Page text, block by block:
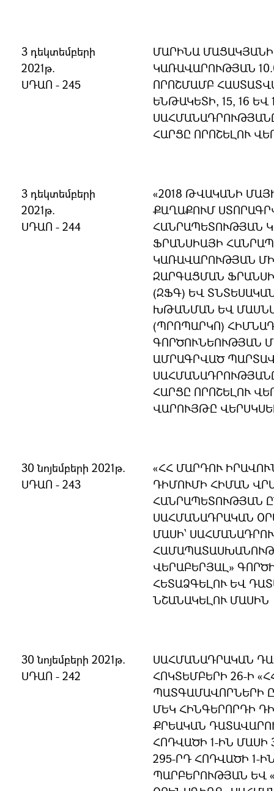
3 դեկտեմբերի
2021թ.
ՍԴԱՈ - 245
ՄԱՐԻՆԱ
ԿԱՌԱՎԱՐՈՒԹՅԱՆ
ՈՐՈՇՄԱՄԲ
ԵՆԹԱԿԵՏԻ, 15, 16 ԵՎ
ՀԱՐՑԸ ՈՐՈՇԵԼՈՒ
3 դեկտեմբերի
2021թ.
ՍԴԱՈ - 244
«2018 ԹՎԱԿԱՆԻ
ՔԱՂԱՔՈՒՄ
ՀԱՆՐԱՊԵՏՈՒԹՅԱՆ
ՖՐԱՆՍԻԱՅԻ
ԿԱՌԱՎԱՐՈՒԹՅԱՆ
ԶԱՐԳԱՑՄԱՆ
(ԶՖԳ) ԵՎ
ԽԹԱՆՄԱՆ ԵՎ
(ՊՐՈՊԱՐԿՈ)
ԳՈՐԾՈՒՆԵՈՒԹՅԱՆ
ԱՄՐԱԳՐՎԱԾ
ՀԱՐՑԸ ՈՐՈՇԵԼՈՒ
ՎԱՐՈՒՅԹԸ
30 նոյեմբերի 2021թ.
ՍԴԱՈ - 243
«ՀՀ ՄԱՐԴՈՒ
ԴԻՄՈՒՄԻ ՀԻՄԱՆ
ՀԱՆՐԱՊԵՏՈՒԹՅԱՆ
ՍԱՀՄԱՆԱԴՐԱԿԱՆ
ՄԱՍԻ՝
ՎԵՐԱԲԵՐՅԱԼ»
ՀԵՏԱՁԳԵԼՈՒ ԵՎ
ՆՇԱՆԱԿԵԼՈՒ ՄԱՍԻՆ
30 նոյեմբերի 2021թ.
ՍԴԱՈ - 242
ՍԱՀՄԱՆԱԴՐԱԿԱՆ
ՀՈԿՏԵՄԲԵՐԻ 26-Ի
ՊԱՏԳԱՄԱՎՈՐՆԵՐԻ
ՄԵԿ ՀԻՆԳԵՐՈՐԴԻ
ՔՐԵԱԿԱՆ
ՀՈԴՎԱԾԻ 1-ԻՆ ՄԱՍԻ
295-ՐԴ ՀՈԴՎԱԾԻ 1-
ՊԱՐԲԵՐՈՒԹՅԱՆ ԵՎ